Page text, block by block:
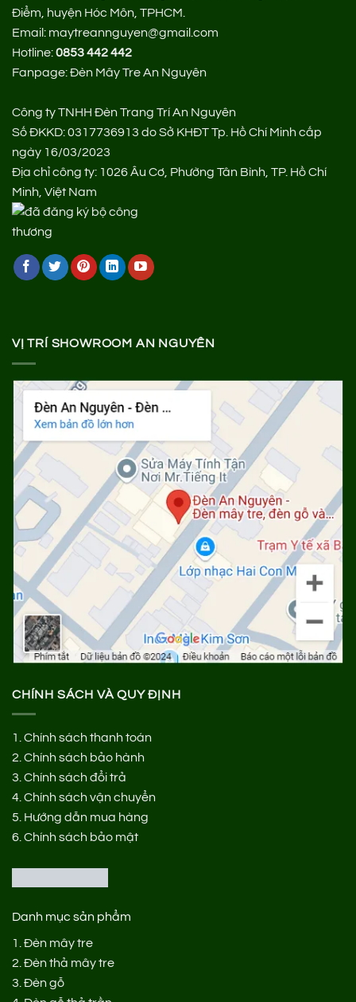
Điểm, huyện Hóc Môn, TPHCM.
Email: maytreannguyen@gmail.com
Hotline:0853 442 442
Fanpage:Đèn Mây Tre An Nguyên
Công ty TNHH Đèn Trang Trí An Nguyên
Số ĐKKD: 0317736913 do Sở KHĐT Tp. Hồ Chí Minh cấp
ngày 16/03/2023
Địa chỉ công ty: 1026 Âu Cơ, Phường Tân Bình, TP. Hồ Chí
Minh, Việt Nam
VỊ TRÍ SHOWROOM AN NGUYÊN
CHÍNH SÁCH VÀ QUY ĐỊNH
1.Chính sách thanh toán
2.Chính sách bảo hành
3.Chính sách đổi trả
4.Chính sách vận chuyển
5. Hướng dẫn mua hàng
6.Chính sách bảo mật
Danh mục sản phẩm
1.Đèn mây tre
2.Đèn thả mây tre
3.Đèn gỗ